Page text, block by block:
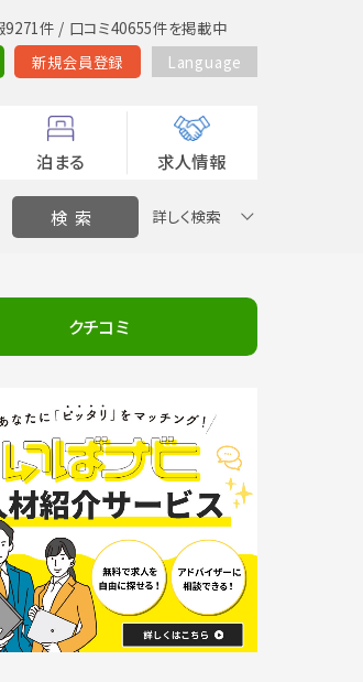
9271件 / 口コミ40655件を掲載中
新規会員登録 Language
泊まる 求人情報
詳しく検索
クチコミ